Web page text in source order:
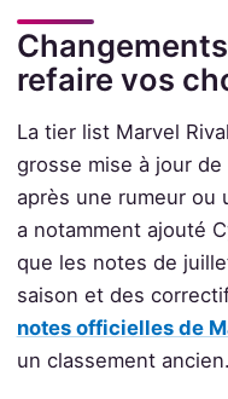
refaire vos
La tier list Marvel
grosse mise à jour
après une rumeur ou
a notamment ajouté
que les notes de
saison et des
notes officielles de
un classement ancien.